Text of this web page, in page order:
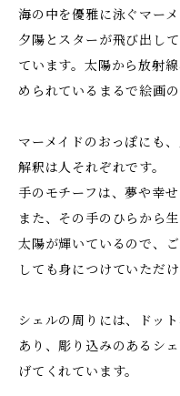
海の中を優雅に泳ぐマー
夕陽とスターが飛び出し
ています。太陽から放射
められているまるで絵画
マーメイドのおっぽにも
解釈は人それぞれです。
手のモチーフは、夢や幸
また、その手のひらから
太陽が輝いているので、
しても身につけていただけ
シェルの周りには、ドッ
あり、彫り込みのあるシ
げてくれています。